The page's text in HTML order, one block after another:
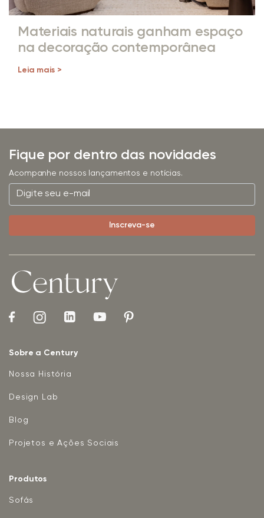
Materiais naturais ganham espaço
na decoração contemporânea
Leia mais >
Fique por dentro das novidades
Acompanhe nossos lançamentos e notícias.
Sobre a Century
Nossa História
Design Lab
Blog
Projetos e Ações Sociais
Produtos
Sofás